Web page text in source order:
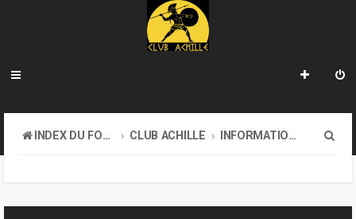
INDEX DU FORUM CLUB ACHILLE INFORMATIONS GÉNÉRALES
h